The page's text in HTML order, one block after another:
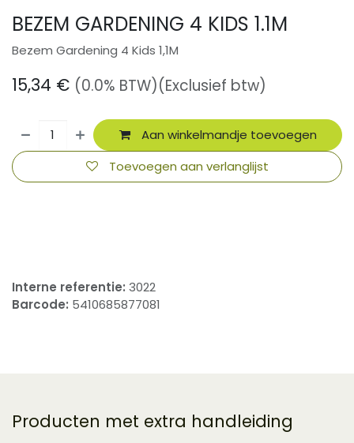
BEZEM GARDENING 4 KIDS 1.1M
Bezem Gardening 4 Kids 1,1M
15,34 € (0.0% BTW)(Exclusief btw)
Aan winkelmandje toevoegen
Toevoegen aan verlanglijst
Interne referentie: 3022
Barcode: 5410685877081
Producten met extra handleiding